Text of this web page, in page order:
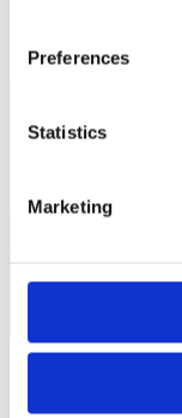
Preferences
Statistics
Marketing
Nessun event per ora.